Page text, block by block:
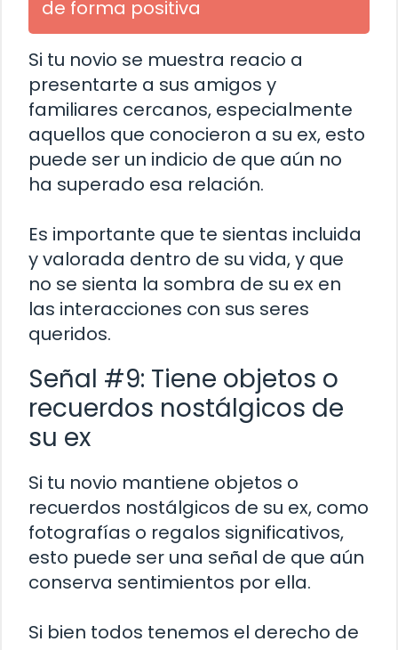
de forma positiva
Si tu novio se muestra reacio a
presentarte a sus amigos y
familiares cercanos, especialmente
aquellos que conocieron a su ex, esto
puede ser un indicio de que aún no
ha superado esa relación.
Es importante que te sientas incluida
y valorada dentro de su vida, y que
no se sienta la sombra de su ex en
las interacciones con sus seres
queridos.
Señal #9: Tiene objetos o
recuerdos nostálgicos de
su ex
Si tu novio mantiene objetos o
recuerdos nostálgicos de su ex, como
fotografías o regalos significativos,
esto puede ser una señal de que aún
conserva sentimientos por ella.
Si bien todos tenemos el derecho de